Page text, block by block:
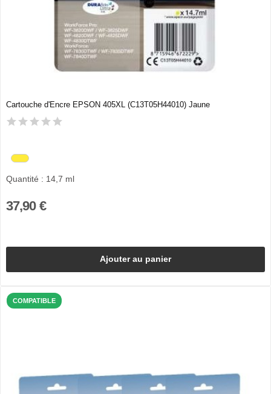
Cartouche d'Encre EPSON 405XL (C13T05H44010) Jaune
Quantité : 14,7 ml
37,90 €
Ajouter au panier
COMPATIBLE